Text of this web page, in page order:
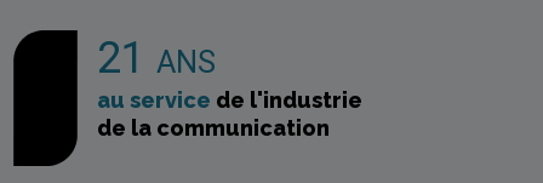
21 ANS
au service de l'industrie
de la communication